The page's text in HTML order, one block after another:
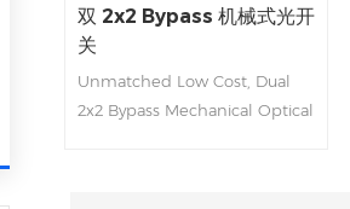
双 2x2 Bypass 机械式光开
关
Unmatched Low Cost, Dual
2x2 Bypass Mechanical Optical